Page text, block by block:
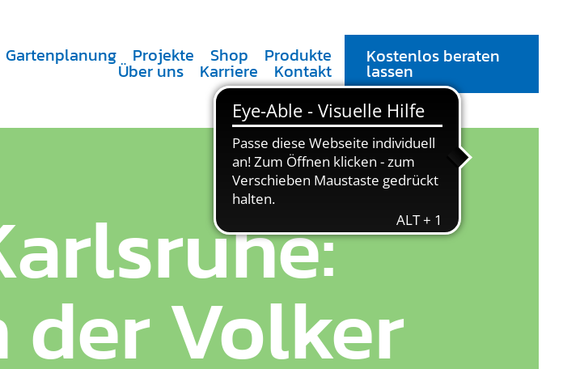
Gartenplanung Projekte Shop Produkte
Über uns Karriere Kontakt
Kostenlos beraten
lassen
Volker